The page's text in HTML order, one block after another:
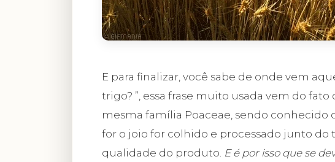
E para finalizar, você sabe de onde vem
trigo? ”, essa frase muito usada vem do
mesma família Poaceae, sendo conhecido
for o joio for colhido e processado junto
qualidade do produto. E é por isso que se